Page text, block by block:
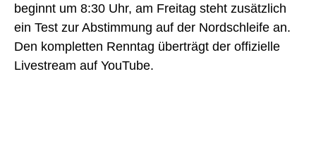
beginnt um 8:30 Uhr, am Freitag steht zusätzlich
ein Test zur Abstimmung auf der Nordschleife an.
Den kompletten Renntag überträgt der offizielle
Livestream auf YouTube.